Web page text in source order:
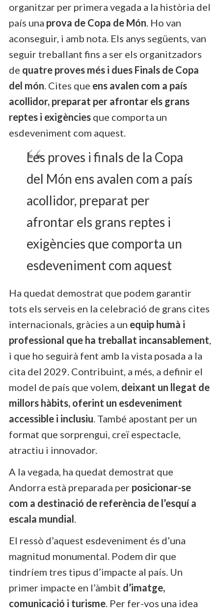
organitzar per primera vegada a la història del
país una prova de Copa de Món. Ho van
aconseguir, i amb nota. Els anys següents, van
seguir treballant fins a ser els organitzadors
de quatre proves més i dues Finals de Copa
del món. Cites que ens avalen com a país
acollidor, preparat per afrontar els grans
reptes i exigències que comporta un
esdeveniment com aquest.
Les proves i finals de la Copa
del Món ens avalen com a país
acollidor, preparat per
afrontar els grans reptes i
exigències que comporta un
esdeveniment com aquest
Ha quedat demostrat que podem garantir
tots els serveis en la celebració de grans cites
internacionals, gràcies a un equip humà i
professional que ha treballat incansablement,
i que ho seguirà fent amb la vista posada a la
cita del 2029. Contribuint, a més, a definir el
model de país que volem, deixant un llegat de
millors hàbits, oferint un esdeveniment
accessible i inclusiu. També apostant per un
format que sorprengui, creï espectacle,
atractiu i innovador.
A la vegada, ha quedat demostrat que
Andorra està preparada per posicionar-se
com a destinació de referència de l’esquí a
escala mundial.
El ressò d’aquest esdeveniment és d’una
magnitud monumental. Podem dir que
tindríem tres tipus d’impacte al país. Un
primer impacte en l’àmbit d’imatge,
comunicació i turisme. Per fer-vos una idea